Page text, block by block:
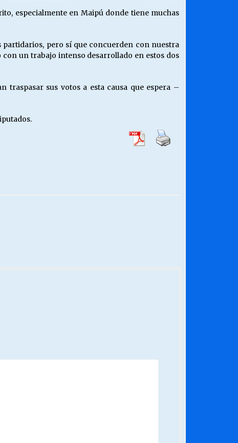
especialmente en Maipú donde tiene muchas
partidarios, pero sí que concuerden con nuestra
un trabajo intenso desarrollado en estos dos
traspasar sus votos a esta causa que espera –